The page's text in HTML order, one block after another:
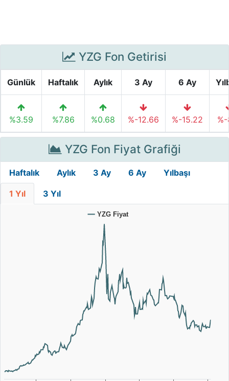
YZG Fon Getirisi
Günlük Haftalık Aylık 3 Ay 6 Ay
%3.59 %7.86 %0.68 %-12.66 %-15.22 %-
YZG Fon Fiyat Grafiği
Haftalık Aylık 3 Ay 6 Ay Yılbaşı
1 Yıl 3 Yıl